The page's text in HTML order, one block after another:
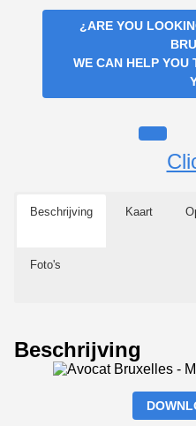
¿ARE YOU
WE CAN HELP YOU
Beschrijving Kaart
Foto's
Beschrijving